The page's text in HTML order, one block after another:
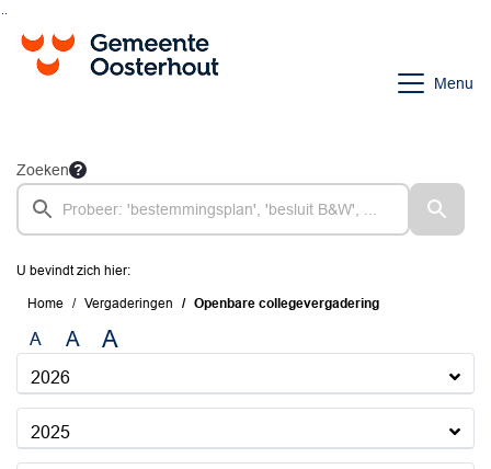
Menu
Zoeken
U bevindt zich hier:
Home Vergaderingen Openbare collegevergadering
A A A
2026
2025